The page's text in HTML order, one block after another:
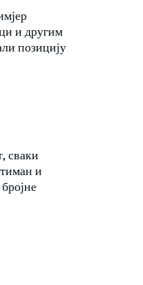
и другим
позицију
сваки
и